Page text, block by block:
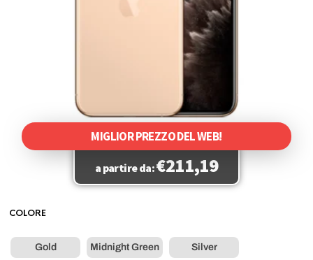
MIGLIOR PREZZO DEL WEB!
a partire da:€211,19
COLORE
Gold Midnight Green Silver